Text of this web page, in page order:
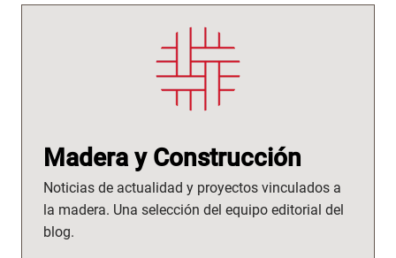
Madera y Construcción
Noticias de actualidad y proyectos vinculados a
la madera. Una selección del equipo editorial del
blog.